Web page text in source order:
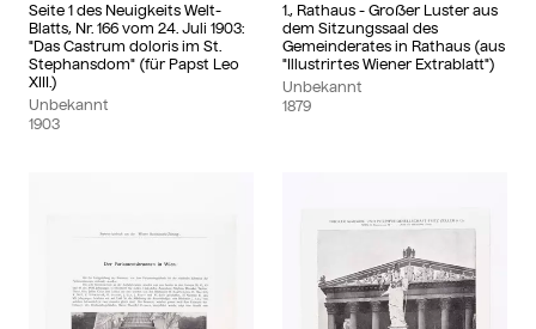
Seite 1 des Neuigkeits Welt-
Blatts, Nr. 166 vom 24. Juli 1903:
"Das Castrum doloris im St.
Stephansdom" (für Papst Leo
XIII.)
Unbekannt
1903
1., Rathaus - Großer Luster aus
dem Sitzungssaal des
Gemeinderates in Rathaus (aus
"Illustrirtes Wiener Extrablatt")
Unbekannt
1879